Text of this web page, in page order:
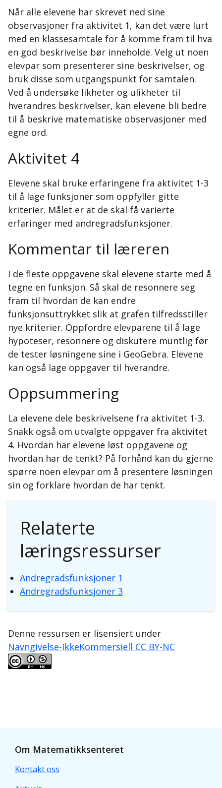
Når alle elevene har skrevet ned sine
observasjoner fra aktivitet 1, kan det være lurt
med en klassesamtale for å komme fram til hva
en god beskrivelse bør inneholde. Velg ut noen
elevpar som presenterer sine beskrivelser, og
bruk disse som utgangspunkt for samtalen.
Ved å undersøke likheter og ulikheter til
hverandres beskrivelser, kan elevene bli bedre
til å beskrive matematiske observasjoner med
egne ord.
Aktivitet 4
Elevene skal bruke erfaringene fra aktivitet 1-3
til å lage funksjoner som oppfyller gitte
kriterier. Målet er at de skal få varierte
erfaringer med andregradsfunksjoner.
Kommentar til læreren
I de fleste oppgavene skal elevene starte med å
tegne en funksjon. Så skal de resonnere seg
fram til hvordan de kan endre
funksjonsuttrykket slik at grafen tilfredsstiller
nye kriterier. Oppfordre elevparene til å lage
hypoteser, resonnere og diskutere muntlig før
de tester løsningene sine i GeoGebra. Elevene
kan også lage oppgaver til hverandre.
Oppsummering
La elevene dele beskrivelsene fra aktivitet 1-3.
Snakk også om utvalgte oppgaver fra aktivitet
4. Hvordan har elevene løst oppgavene og
hvordan har de tenkt? På forhånd kan du gjerne
spørre noen elevpar om å presentere løsningen
sin og forklare hvordan de har tenkt.
Relaterte
læringsressurser
Andregradsfunksjoner 1
Andregradsfunksjoner 3
Denne ressursen er lisensiert under
Navngivelse-IkkeKommersiell CC BY-NC
Om Matematikksenteret
Kontakt oss